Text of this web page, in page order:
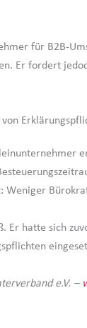
für B2B-
Er fordert
Weniger
Er hatte sich
e.V. –